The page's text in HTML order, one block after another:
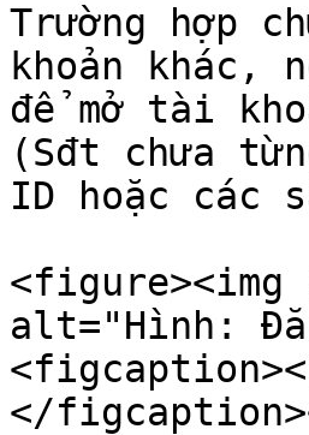
Trường hợp
khoản khác,
để mở tài
(Sđt chưa
ID hoặc các
<figure><img
alt="Hình:
</